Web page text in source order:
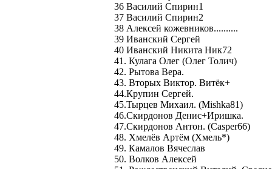
36 Василий Спирин1
37 Василий Спирин2
38 Алексей кожевников..........
39 Иванский Сергей
40 Иванский Никита Ник72
41. Кулага Олег (Олег Толич)
42. Рытова Вера.
43. Вторых Виктор. Витёк+
44.Крупин Сергей.
45.Тырцев Михаил. (Mishka81)
46.Скирдонов Денис+Иришка.
47.Скирдонов Антон. (Сasper66)
48. Хмелёв Артём (Хмель*)
49. Камалов Вячеслав
50. Волков Алексей